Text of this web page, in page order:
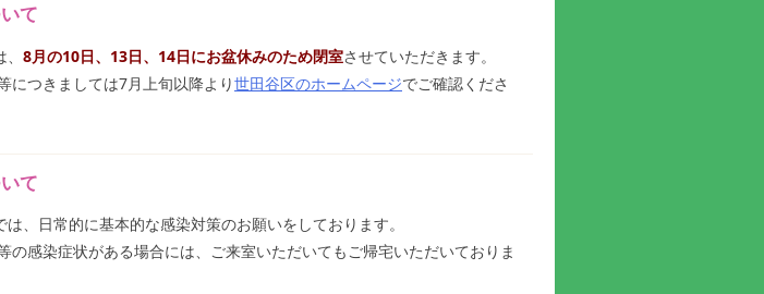
て
8月の10日、13日、14日にお盆休みのため閉室させていただきます。
につきましては7月上旬以降より世田谷区のホームページでご確認くださ
て
、日常的に基本的な感染対策のお願いをしております。
の感染症状がある場合には、ご来室いただいてもご帰宅いただいておりま